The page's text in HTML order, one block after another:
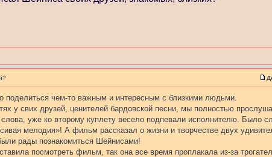
чем-то важным и интересным с близкими людьми.
у свих друзей, ценителей бардовской песни, мы полностью
уже ко второму куплету весело подпевали исполнителю. Было
мелодия»! А фильм рассказал о жизни и творчестве двух
рады познакомиться Шейнисами!
посмотреть фильм, так она все время проплакала из-за